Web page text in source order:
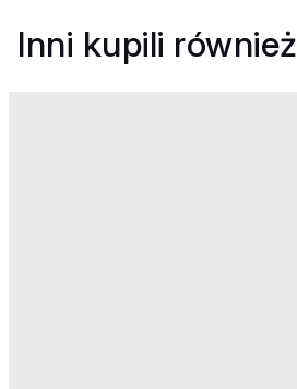
Inni kupili również